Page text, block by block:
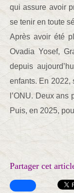
qui assure avoir
se tenir en toute
Après avoir été
Ovadia Yosef,
depuis
enfants. En 2022,
l’ONU. Deux
Puis, en 2025,
Partager cet